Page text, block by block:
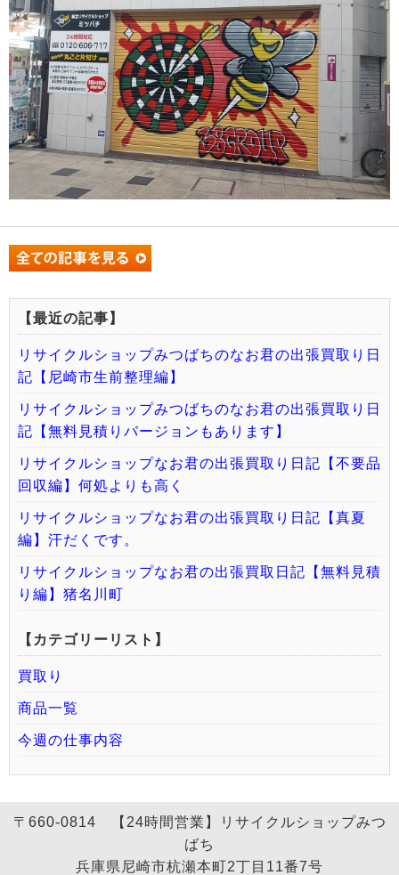
【最近の記事】
リサイクルショップみつばちのなお君の出張買取り日
記【尼崎市生前整理編】
リサイクルショップみつばちのなお君の出張買取り日
記【無料見積りバージョンもあります】
リサイクルショップなお君の出張買取り日記【不要品
回収編】何処よりも高く
リサイクルショップなお君の出張買取り日記【真夏
編】汗だくです。
リサイクルショップなお君の出張買取日記【無料見積
り編】猪名川町
【カテゴリーリスト】
買取り
商品一覧
今週の仕事内容
〒660-0814 【24時間営業】リサイクルショップみつ
ばち
兵庫県尼崎市杭瀬本町2丁目11番7号